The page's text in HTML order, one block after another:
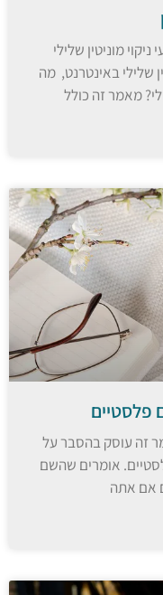
מוניטין שלילי
שלילי באינטרנט, מה
מאמר זה כולל
פלסטיים
זה עוסק בהסבר על
אומרים שהשם
אם אתה